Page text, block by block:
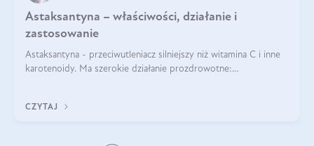
Astaksantyna – właściwości, działanie i
zastosowanie
Astaksantyna - przeciwutleniacz silniejszy niż witamina C i inne
karotenoidy. Ma szerokie działanie prozdrowotne:
CZYTAJ